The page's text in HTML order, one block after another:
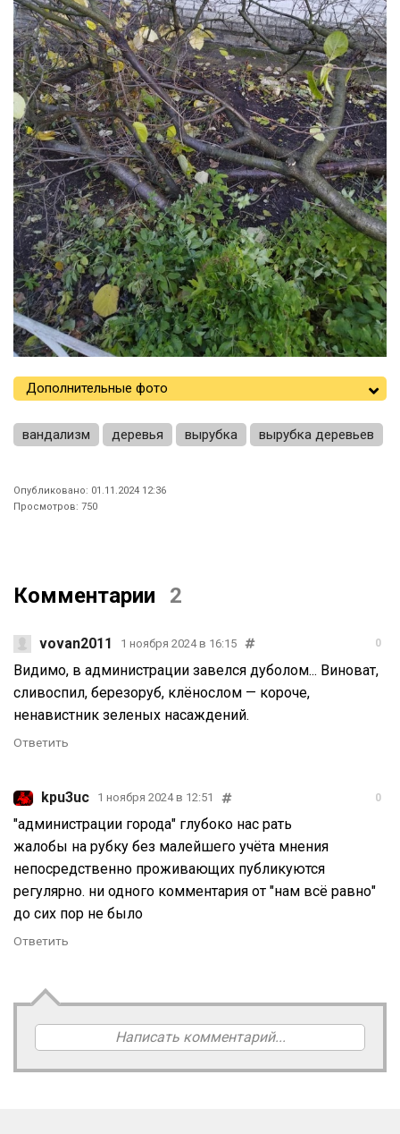
Дополнительные фото
вандализм деревья вырубка вырубка деревьев
Опубликовано: 01.11.2024 12:36
Просмотров: 750
Комментарии 2
vovan2011 1 ноября 2024 в 16:15 0
Видимо, в администрации завелся дуболом... Виноват,
сливоспил, березоруб, клёнослом — короче,
ненавистник зеленых насаждений.
Ответить
kpu3uc 1 ноября 2024 в 12:51 0
"администрации города" глубоко нас рать
жалобы на рубку без малейшего учёта мнения
непосредственно проживающих публикуются
регулярно. ни одного комментария от "нам всё равно"
до сих пор не было
Ответить
Написать комментарий...